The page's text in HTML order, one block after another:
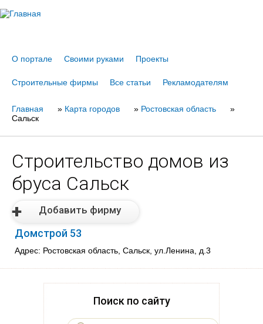
О портале Своими руками Проекты
Строительные фирмы Все статьи Рекламодателям
Вы
Главная » Карта городов » Ростовская область
»
Сальск
Строительство домов из
бруса Сальск
Добавить фирму
Домстрой 53
Адрес: Ростовская область, Сальск, ул.Ленина, д.3
Поиск по сайту